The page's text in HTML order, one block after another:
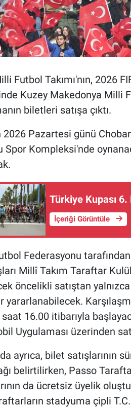
Futbol Takımı'nın, 2026
Kuzey Makedonya Milli
biletleri satışa çıktı.
2026 Pazartesi günü
Spor Kompleksi'nde
Türkiye Kupası 6.
İçeriği Görüntüle
Federasyonu
Millî Takım Taraftar
öncelikli satıştan yalnızca
saat 16.00 itibarıyla
Uygulaması üzerinden
ayrıca, bilet satışlarının
belirtilirken, Passo
da ücretsiz üyelik
stadyuma çipli